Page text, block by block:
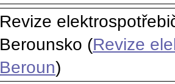
Revize
Berounsko (Revize
Beroun)